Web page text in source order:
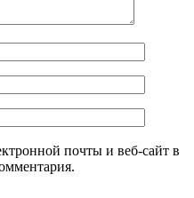
почты и веб-сайт в